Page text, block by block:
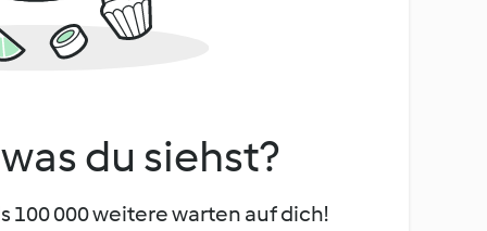
du siehst?
100 000 weitere warten auf dich!